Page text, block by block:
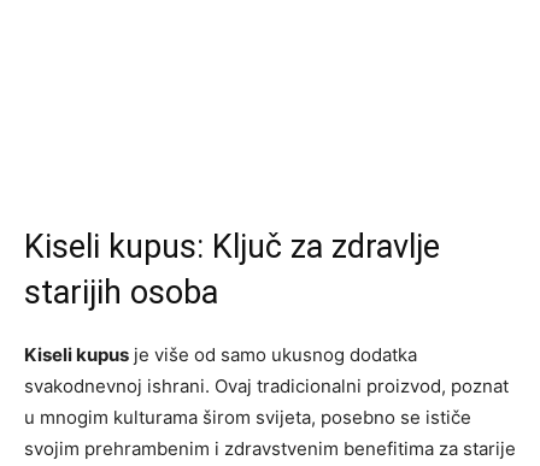
Kiseli kupus: Ključ za zdravlje
starijih osoba
Kiseli kupus je više od samo ukusnog dodatka
svakodnevnoj ishrani. Ovaj tradicionalni proizvod, poznat
u mnogim kulturama širom svijeta, posebno se ističe
svojim prehrambenim i zdravstvenim benefitima za starije